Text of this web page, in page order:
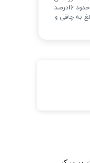
سنی تحت‌تأثیر چاقی هستند؛ به‌طوری که حدود 16درصد
افراد بالغ به چاقی و